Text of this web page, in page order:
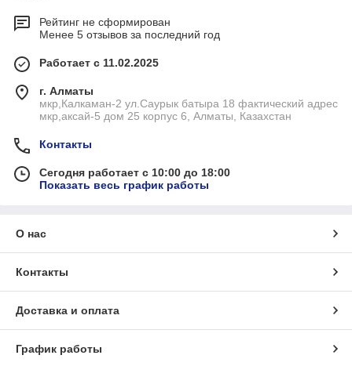
Рейтинг не сформирован
Менее 5 отзывов за последний год
Работает с 11.02.2025
г. Алматы
мкр,Калкаман-2 ул.Саурык батыра 18 фактический адрес
мкр,аксай-5 дом 25 корпус 6, Алматы, Казахстан
Контакты
Сегодня работает с 10:00 до 18:00
Показать весь график работы
О нас
Контакты
Доставка и оплата
График работы